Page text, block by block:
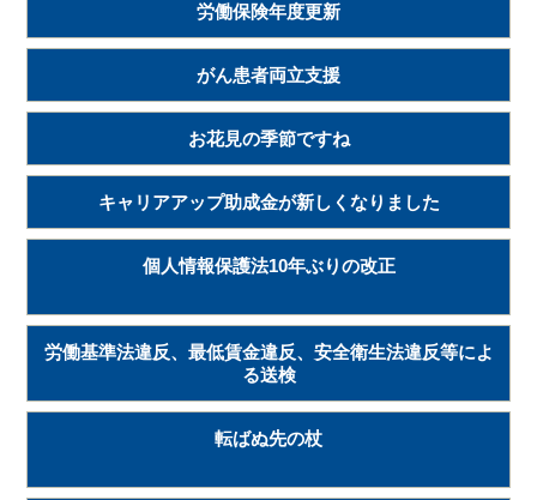
労働保険年度更新
がん患者両立支援
お花見の季節ですね
キャリアアップ助成金が新しくなりました
個人情報保護法10年ぶりの改正
労働基準法違反、最低賃金違反、安全衛生法違反等によ
る送検
転ばぬ先の杖